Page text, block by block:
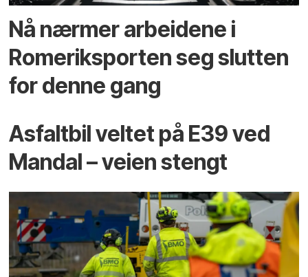
Nå nærmer arbeidene i
Romeriksporten seg slutten
for denne gang
Asfaltbil veltet på E39 ved
Mandal – veien stengt